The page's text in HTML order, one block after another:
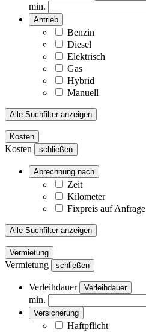
min.
Antrieb
Benzin
Diesel
Elektrisch
Gas
Hybrid
Manuell
Alle Suchfilter anzeigen
Kosten
Kosten schließen
Abrechnung nach
Zeit
Kilometer
Fixpreis auf Anfrage
Alle Suchfilter anzeigen
Vermietung
Vermietung schließen
Verleihdauer Verleihdauer
min.
Versicherung
Haftpflicht